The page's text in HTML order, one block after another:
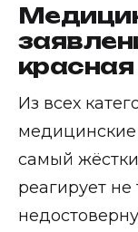
Из всех
медицинские
самый
реагирует